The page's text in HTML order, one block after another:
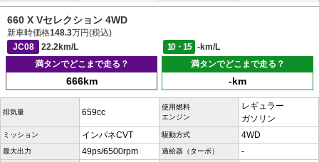
660 X Vセレクション 4WD
新車時価格148.3万円(税込)
JC08
22.2km/L 10・15
-km/L
満タンでどこまで走る？
666km
満タンでどこまで走る？
-km
排気量 659cc
使用燃料
エンジン
レギュラー
ガソリン
ミッション インパネCVT 駆動方式 4WD
最大出力 49ps/6500rpm 過給器（ターボ） -